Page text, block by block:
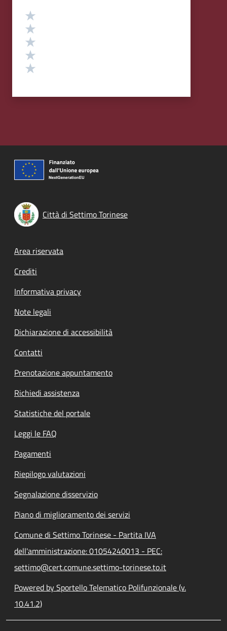
Valutazione
Città di Settimo Torinese
Footer menu
Area riservata
Crediti
Informativa privacy
Note legali
Dichiarazione di accessibilità
Contatti
Prenotazione appuntamento
Richiedi assistenza
Statistiche del portale
Leggi le FAQ
Pagamenti
Riepilogo valutazioni
Segnalazione disservizio
Piano di miglioramento dei servizi
Comune di Settimo Torinese - Partita IVA
dell'amministrazione: 01054240013 - PEC:
settimo@cert.comune.settimo-torinese.to.it
Powered by Sportello Telematico Polifunzionale (v.
10.41.2)